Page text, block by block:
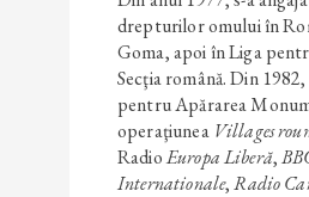
drepturilor omului în
Goma, apoi în Liga
Secţia română. Din
pentru Apărarea
operaţiunea Villages
RadioEuropa Liberă,
Internationale,Radio